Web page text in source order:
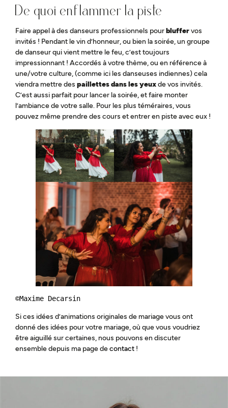
De quoi enflammer la piste
Faire appel à des danseurs professionnels pourbluffervos
invités ! Pendant le vin d’honneur, ou bien la soirée, un groupe
de danseur qui vient mettre le feu, c’est toujours
impressionnant ! Accordés à votre thème, ou en référence à
une/votre culture, (comme ici les danseuses indiennes) cela
viendra mettre des paillettesdans les yeuxde vos invités.
C’est aussi parfait pour lancer la soirée, et faire monter
l’ambiance de votre salle. Pour les plus téméraires, vous
pouvez même prendre des cours et entrer en piste avec eux !
©Maxime Decarsin
Si ces idées d’animations originales de mariage vous ont
donné des idées pour votre mariage, où que vous voudriez
être aiguillé sur certaines, nous pouvons en discuter
ensemble depuis ma page decontact !